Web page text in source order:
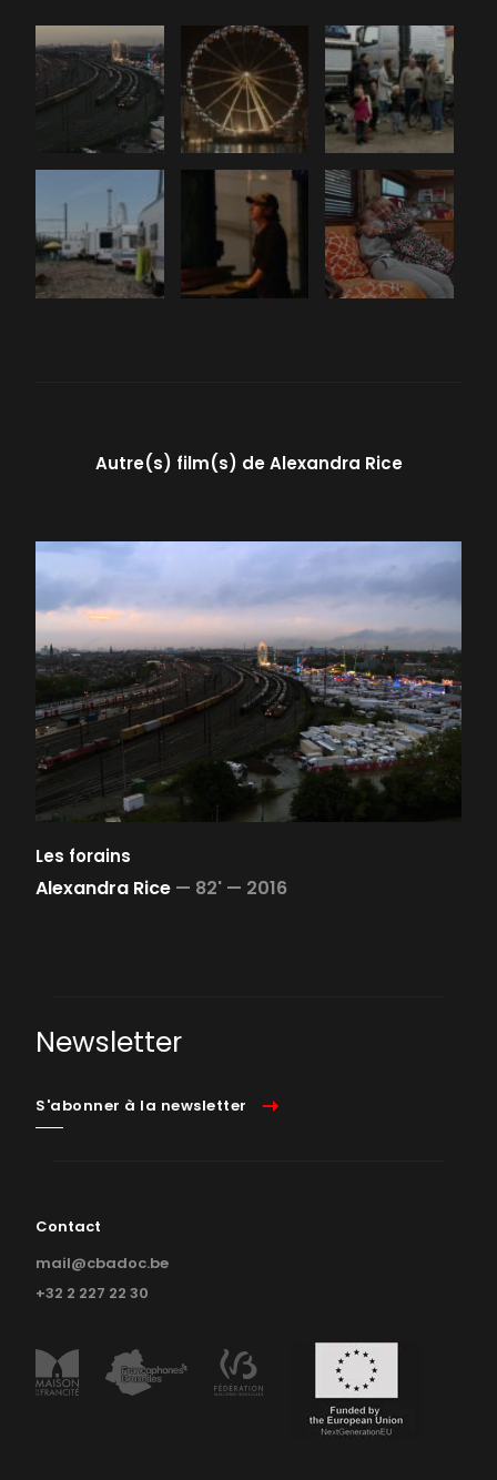
Autre(s) film(s) deAlexandra Rice
Les forains
Alexandra Rice — 82' — 2016
Newsletter
S'abonner à la newsletter
Contact
mail@cbadoc.be
+32 2 227 22 30